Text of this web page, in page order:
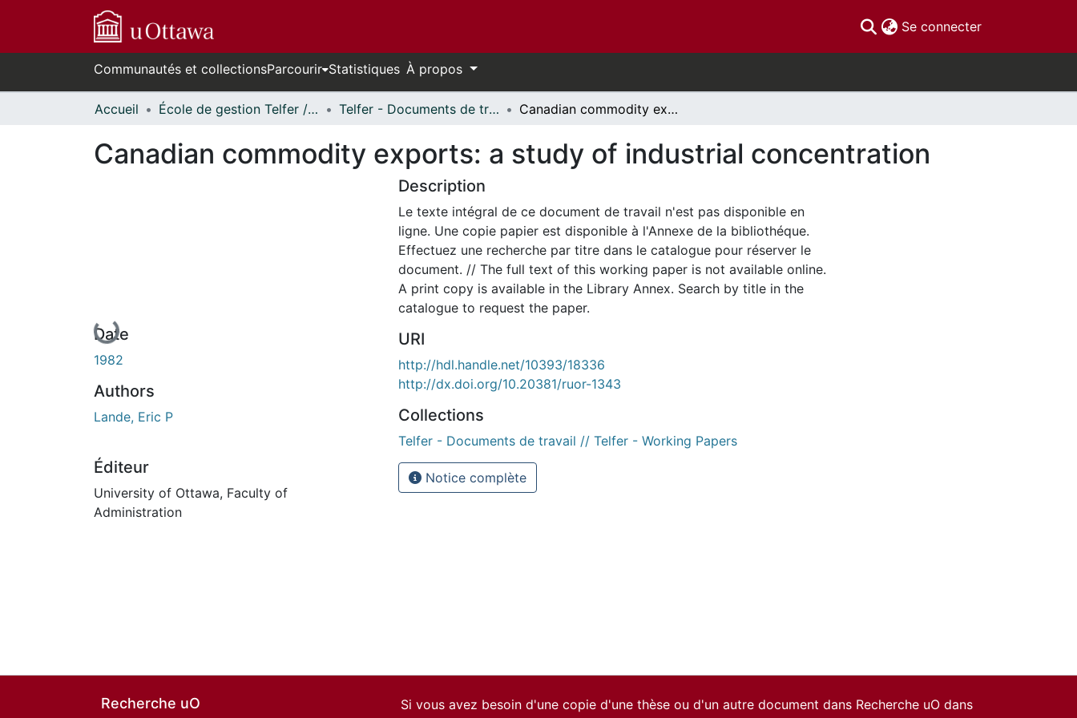
Se connecter(current)
Communautés et collectionsParcourir Statistiques À propos
Accueil École de gestion Telfer // Telfer School of Management Telfer - Documents de travail // Telfer - Working Papers Canadian commodity exports: a study of industrial concentration
Canadian commodity exports: a study of industrial concentration
En cours de chargement...
Date
1982
Authors
Lande, Eric P
Éditeur
University of Ottawa, Faculty of
Administration
Description
Le texte intégral de ce document de travail n'est pas disponible en
ligne. Une copie papier est disponible à l'Annexe de la bibliothéque.
Effectuez une recherche par titre dans le catalogue pour réserver le
document. // The full text of this working paper is not available online.
A print copy is available in the Library Annex. Search by title in the
catalogue to request the paper.
URI
http://hdl.handle.net/10393/18336
http://dx.doi.org/10.20381/ruor-1343
Collections
Telfer - Documents de travail // Telfer - Working Papers
Notice complète
Recherche uO
Si vous avez besoin d'une copie d'une thèse ou d'un autre document dans Recherche uO dans